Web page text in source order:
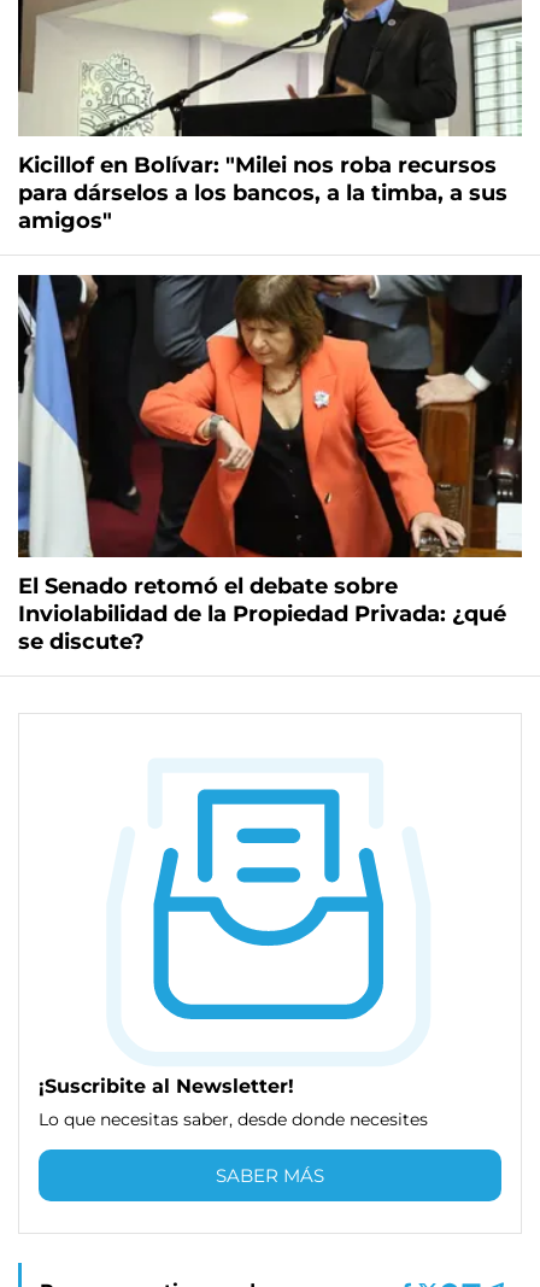
Kicillof en Bolívar: "Milei nos roba recursos
para dárselos a los bancos, a la timba, a sus
amigos"
El Senado retomó el debate sobre
Inviolabilidad de la Propiedad Privada: ¿qué
se discute?
¡Suscribite al Newsletter!
Lo que necesitas saber, desde donde necesites
SABER MÁS